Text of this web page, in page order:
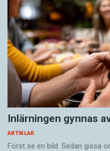
Inlärningen gynnas
ARTIKLAR
Först se en bild. Sedan gissa